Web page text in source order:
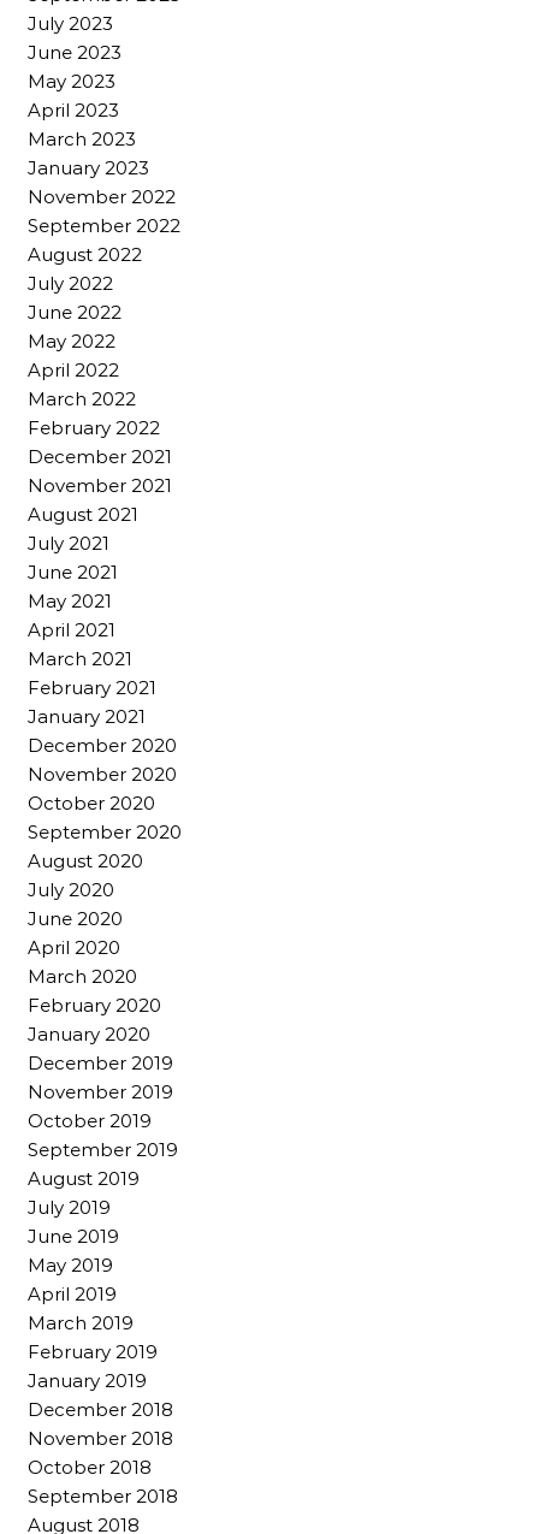
July 2023
June 2023
May 2023
April 2023
March 2023
January 2023
November 2022
September 2022
August 2022
July 2022
June 2022
May 2022
April 2022
March 2022
February 2022
December 2021
November 2021
August 2021
July 2021
June 2021
May 2021
April 2021
March 2021
February 2021
January 2021
December 2020
November 2020
October 2020
September 2020
August 2020
July 2020
June 2020
April 2020
March 2020
February 2020
January 2020
December 2019
November 2019
October 2019
September 2019
August 2019
July 2019
June 2019
May 2019
April 2019
March 2019
February 2019
January 2019
December 2018
November 2018
October 2018
September 2018
August 2018